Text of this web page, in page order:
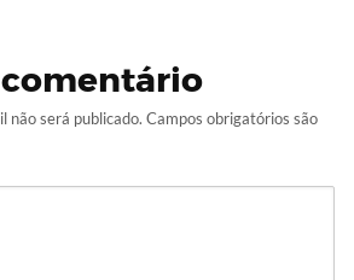
não será publicado. Campos obrigatórios são